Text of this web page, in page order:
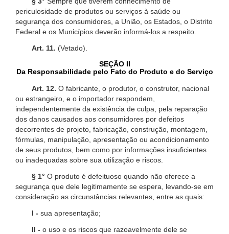
periculosidade de produtos ou serviços à saúde ou
segurança dos consumidores, a União, os Estados, o Distrito
Federal e os Municípios deverão informá-los a respeito.
Art. 11. (Vetado).
SEÇÃO II
Da Responsabilidade pelo Fato do Produto e do Serviço
Art. 12. O fabricante, o produtor, o construtor, nacional
ou estrangeiro, e o importador respondem,
independentemente da existência de culpa, pela reparação
dos danos causados aos consumidores por defeitos
decorrentes de projeto, fabricação, construção, montagem,
fórmulas, manipulação, apresentação ou acondicionamento
de seus produtos, bem como por informações insuficientes
ou inadequadas sobre sua utilização e riscos.
§ 1° O produto é defeituoso quando não oferece a
segurança que dele legitimamente se espera, levando-se em
consideração as circunstâncias relevantes, entre as quais:
I - sua apresentação;
II - o uso e os riscos que razoavelmente dele se